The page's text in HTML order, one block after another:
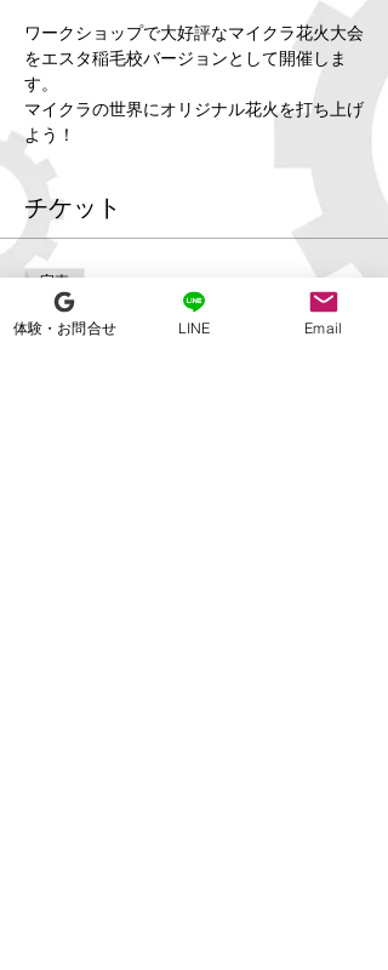
ワークショップで大好評なマイクラ花火大会
をエスタ稲毛校バージョンとして開催しま
す。
マイクラの世界にオリジナル花火を打ち上げ
よう！
チケット
完売
チケットの種類
体験・お問合せ LINE Email